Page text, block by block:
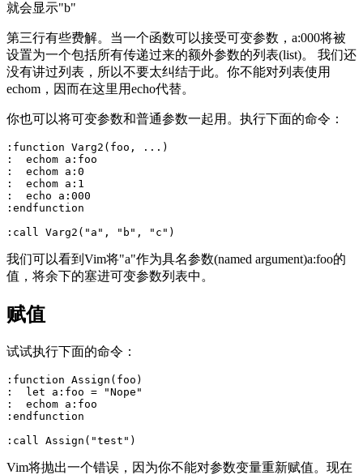
就会显示"b"
第三行有些费解。当一个函数可以接受可变参数，a:000将被
设置为一个包括所有传递过来的额外参数的列表(list)。 我们还
没有讲过列表，所以不要太纠结于此。你不能对列表使用
echom，因而在这里用echo代替。
你也可以将可变参数和普通参数一起用。执行下面的命令：
:function Varg2(foo, ...)
:  echom a:foo
:  echom a:0
:  echom a:1
:  echo a:000
:endfunction
我们可以看到Vim将"a"作为具名参数(named argument)a:foo的
值，将余下的塞进可变参数列表中。
赋值
试试执行下面的命令：
:function Assign(foo)
:  let a:foo = "Nope"
:  echom a:foo
:endfunction
Vim将抛出一个错误，因为你不能对参数变量重新赋值。现在